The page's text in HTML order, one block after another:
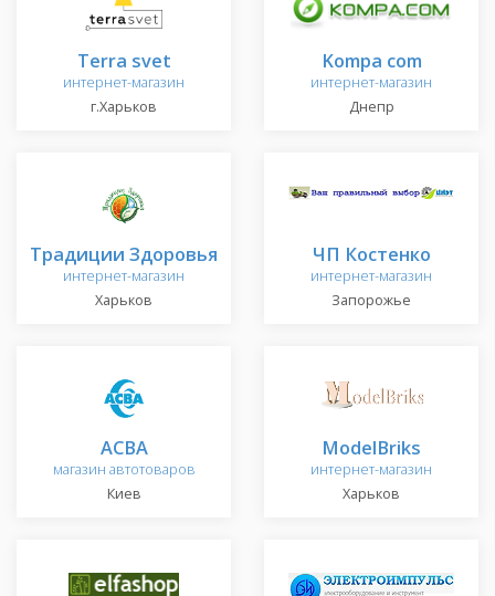
Terra svet
интернет-магазин
г.Харьков
Kompa com
интернет-магазин
Днепр
Традиции Здоровья
интернет-магазин
Харьков
ЧП Костенко
интернет-магазин
Запорожье
АСВА
магазин автотоваров
Киев
ModelBriks
интернет-магазин
Харьков